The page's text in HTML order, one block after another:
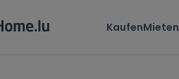
KaufenMieten